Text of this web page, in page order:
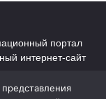
портал
интернет-сайт
Все права